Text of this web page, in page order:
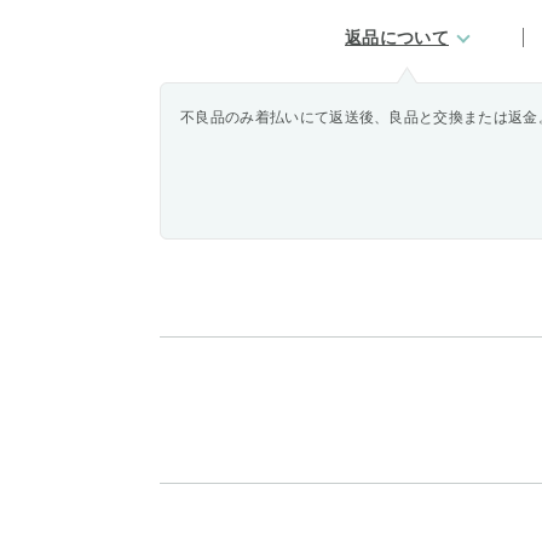
返品について
不良品のみ着払いにて返送後、良品と交換または返金